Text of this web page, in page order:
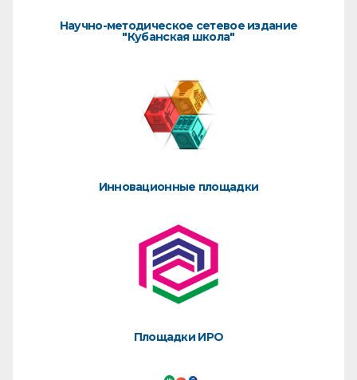
Научно-методическое сетевое издание
"Кубанская школа"
Инновационные площадки
Площадки ИРО